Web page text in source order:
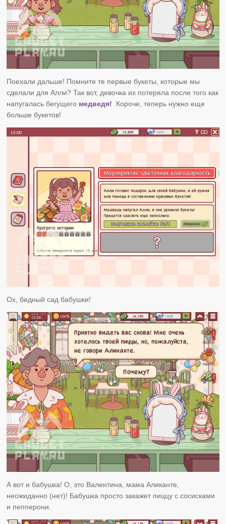
Поехали дальше! Помните те первые букеты, которые мы
сделали для Алли? Так вот, девочка их потеряла после того как
напугалась бегущего медведя! Короче, теперь нужно еще
больше букетов!
Ох, бедный сад бабушки!
А вот и бабушка! О, это Валентина, мама Аликанте,
неожиданно (нет)! Бабушка просто закажет пиццу с сосисками
и пепперони.